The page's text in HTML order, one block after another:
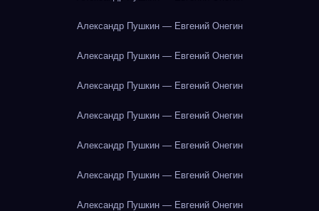
Александр Пушкин — Евгений Онегин
Александр Пушкин — Евгений Онегин
Александр Пушкин — Евгений Онегин
Александр Пушкин — Евгений Онегин
Александр Пушкин — Евгений Онегин
Александр Пушкин — Евгений Онегин
Александр Пушкин — Евгений Онегин